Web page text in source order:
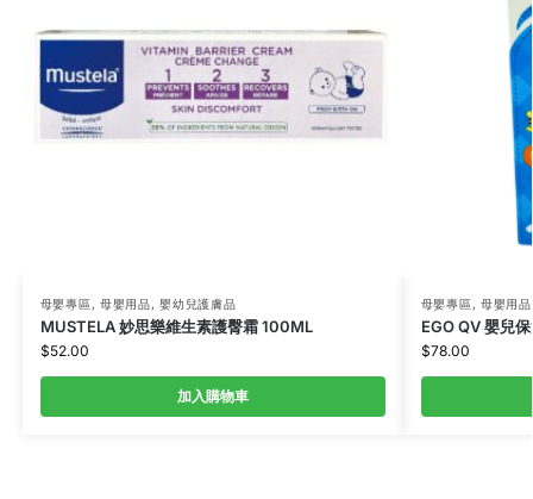
母嬰專區, 母嬰用品,嬰幼兒護膚品
MUSTELA 妙思樂維生素護臀霜 100ML
$52.00
加入購物車
母嬰專區, 母嬰用品
EGO QV 嬰兒
$78.00